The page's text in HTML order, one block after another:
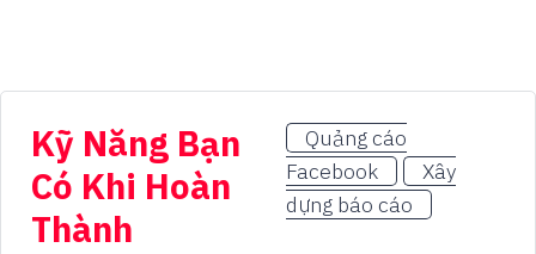
Kỹ Năng Bạn
Có Khi Hoàn
Thành
Quảng cáo
Facebook
Xây
dựng báo cáo